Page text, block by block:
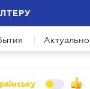
Актуально